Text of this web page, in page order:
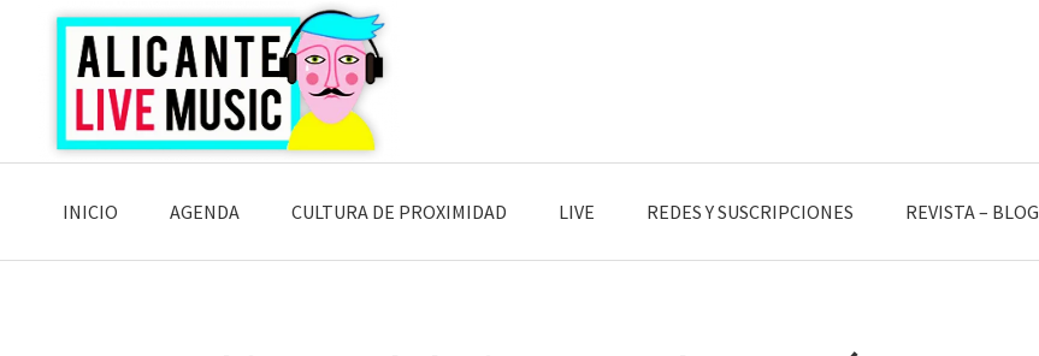
Saltar
navegación
principal
Saltar
contenido
principal
Saltar
lateral
principalINICIO AGENDA CULTURA DE PROXIMIDAD LIVE REDES Y SUSCRIPCIONES REVISTA – BLOG